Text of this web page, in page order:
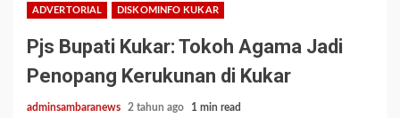
ADVERTORIAL DISKOMINFO KUKAR
Pjs Bupati Kukar: Tokoh Agama Jadi
Penopang Kerukunan di Kukar
adminsambaranews 2 tahun ago 1 min read